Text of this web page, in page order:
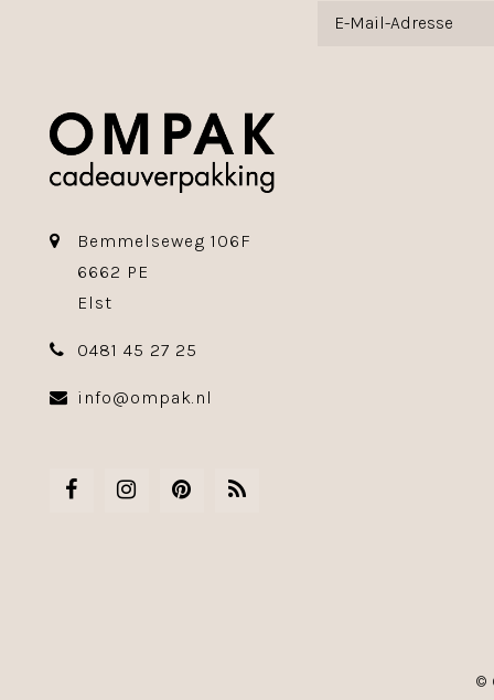
Bemmelseweg 106F
6662 PE
Elst
0481 45 27 25
info@ompak.nl
©